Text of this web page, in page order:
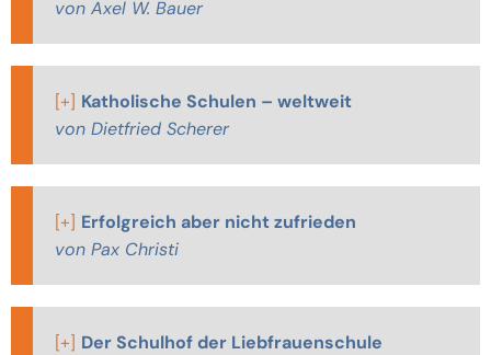
von Axel W. Bauer
[+] Katholische Schulen – weltweit
von Dietfried Scherer
[+] Erfolgreich aber nicht zufrieden
von Pax Christi
[+] Der Schulhof der Liebfrauenschule